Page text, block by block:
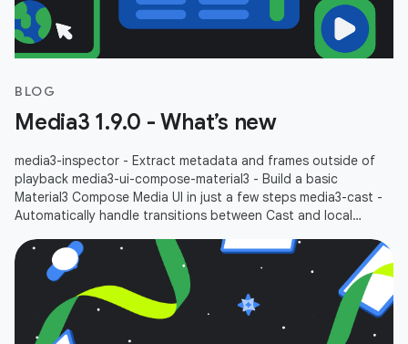
BLOG
Media3 1.9.0 - What’s new
media3-inspector - Extract metadata and frames outside of
playback media3-ui-compose-material3 - Build a basic
Material3 Compose Media UI in just a few steps media3-cast -
Automatically handle transitions between Cast and local